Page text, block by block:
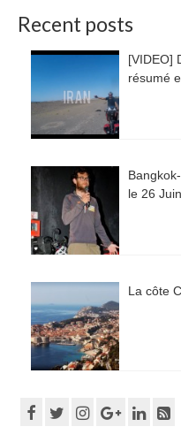
Recent posts
[VIDEO]
résumé
le 26
La côte